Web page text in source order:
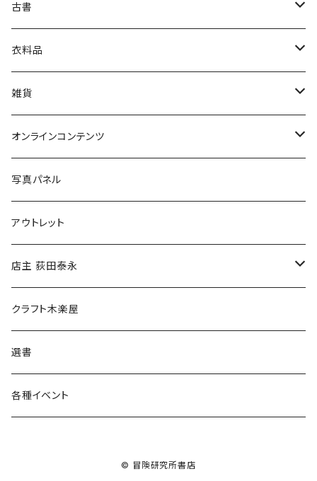
絵本・児童書
娯楽・エンターテインメント
古書
古書セット
美術
衣料品
POLEWARDS
Tシャツ
雑貨
バッグ
ブックカバー
マグカップ
傘
食料品
その他
オンラインコンテンツ
冒険クロストーク
写真パネル
アウトレット
店主 荻田泰永
書籍
ウェア
クラフト木楽屋
選書
各種イベント
© 冒険研究所書店